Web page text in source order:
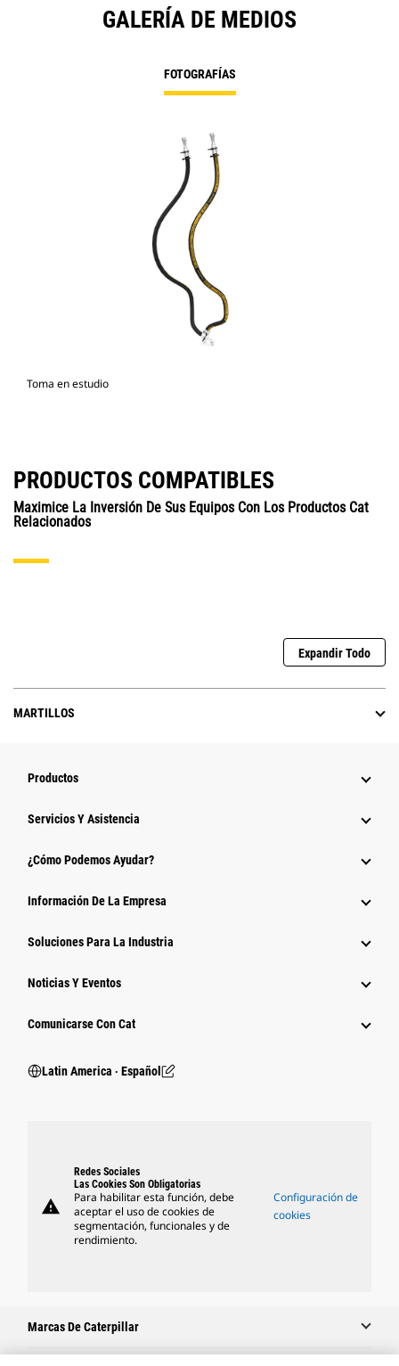
GALERÍA DE MEDIOS
FOTOGRAFÍAS
Toma en estudio
PRODUCTOS COMPATIBLES
Maximice La Inversión De Sus Equipos Con Los Productos Cat
Relacionados
Expandir Todo
MARTILLOS
Productos
Servicios Y Asistencia
¿Cómo Podemos Ayudar?
Información De La Empresa
Soluciones Para La Industria
Noticias Y Eventos
Comunicarse Con Cat
Latin America ‧ Español
warning
Redes Sociales
Las Cookies Son Obligatorias
Para habilitar esta función, debe
aceptar el uso de cookies de
segmentación, funcionales y de
rendimiento.
Configuración de
cookies
Marcas De Caterpillar